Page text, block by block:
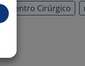
Centro Cirúrgico